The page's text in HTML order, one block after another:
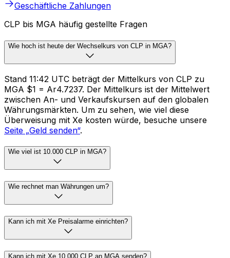
Geschäftliche Zahlungen
CLP bis MGA häufig gestellte Fragen
Wie hoch ist heute der Wechselkurs von CLP in MGA?
Stand 11:42 UTC beträgt der Mittelkurs von CLP zu
MGA $1 = Ar4.7237. Der Mittelkurs ist der Mittelwert
zwischen An- und Verkaufskursen auf den globalen
Währungsmärkten. Um zu sehen, wie viel diese
Überweisung mit Xe kosten würde, besuche unsere
Seite „Geld senden“.
Wie viel ist 10.000 CLP in MGA?
Wie rechnet man Währungen um?
Kann ich mit Xe Preisalarme einrichten?
Kann ich mit Xe 10.000 CLP an MGA senden?